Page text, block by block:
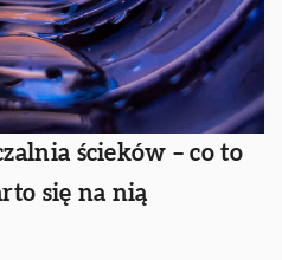
ścieków – co to
się na nią